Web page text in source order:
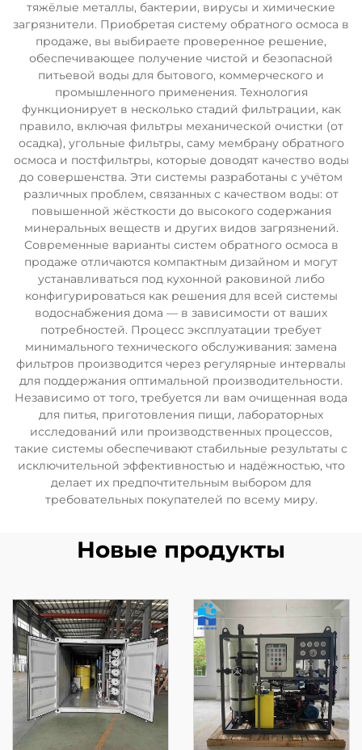
тяжёлые металлы, бактерии, вирусы и химические
загрязнители. Приобретая систему обратного осмоса в
продаже, вы выбираете проверенное решение,
обеспечивающее получение чистой и безопасной
питьевой воды для бытового, коммерческого и
промышленного применения. Технология
функционирует в несколько стадий фильтрации, как
правило, включая фильтры механической очистки (от
осадка), угольные фильтры, саму мембрану обратного
осмоса и постфильтры, которые доводят качество воды
до совершенства. Эти системы разработаны с учётом
различных проблем, связанных с качеством воды: от
повышенной жёсткости до высокого содержания
минеральных веществ и других видов загрязнений.
Современные варианты систем обратного осмоса в
продаже отличаются компактным дизайном и могут
устанавливаться под кухонной раковиной либо
конфигурироваться как решения для всей системы
водоснабжения дома — в зависимости от ваших
потребностей. Процесс эксплуатации требует
минимального технического обслуживания: замена
фильтров производится через регулярные интервалы
для поддержания оптимальной производительности.
Независимо от того, требуется ли вам очищенная вода
для питья, приготовления пищи, лабораторных
исследований или производственных процессов,
такие системы обеспечивают стабильные результаты с
исключительной эффективностью и надёжностью, что
делает их предпочтительным выбором для
требовательных покупателей по всему миру.
Новые продукты